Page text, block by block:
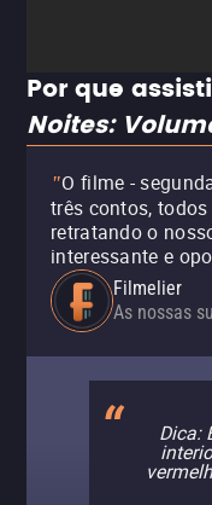
Por que
Noites:
"O filme -
três contos,
retratando o
interessante e
Filmelier
As nossas
Dica: